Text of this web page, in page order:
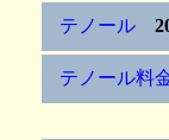
テノール
テノール料